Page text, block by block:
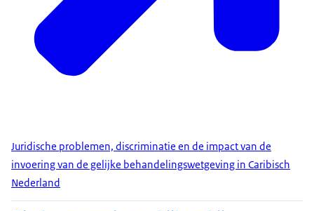
Juridische problemen, discriminatie en de impact van de
invoering van de gelijke behandelingswetgeving in Caribisch
Nederland